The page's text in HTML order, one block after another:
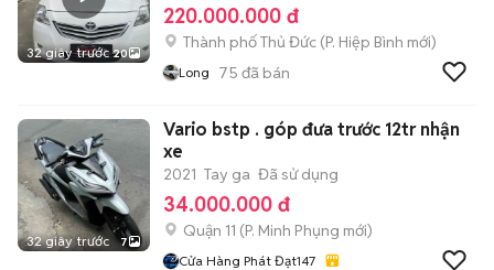
32 giây trước 20
220.000.000 đ
Thành phố Thủ Đức (P. Hiệp Bình mới)
Long 75 đã bán
32 giây trước 7
Vario bstp . góp đưa trước 12tr nhận
xe
2021 Tay ga Đã sử dụng
34.000.000 đ
Quận 11 (P. Minh Phụng mới)
Cửa Hàng Phát Đạt147